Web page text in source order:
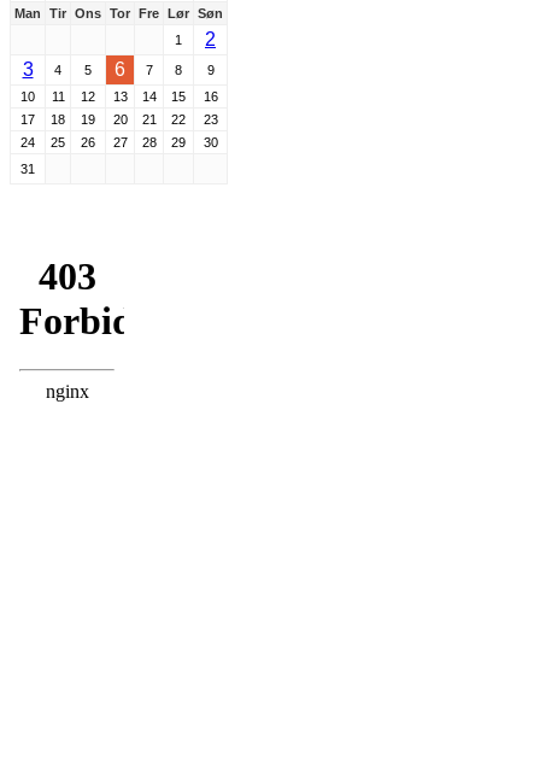
Man Tir Ons Tor Fre Lør Søn
1
2
3
4 5 6 7 8
9
10
11 12 13 14 15
16
17
18 19 20 21 22
23
24
25 26 27 28 29
30
31